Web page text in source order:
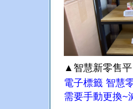
▲ 智慧新零售
電子標籤 智慧
需要手動更換~